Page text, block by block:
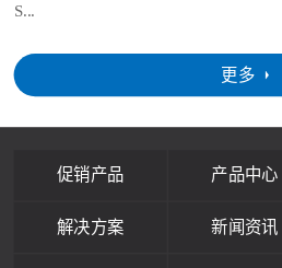
更多
S...
促销产品 产品中心
解决方案 新闻资讯